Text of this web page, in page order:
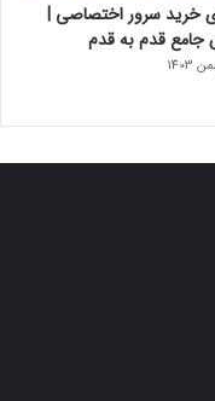
خرید سرور اختصاصی |
جامع قدم به قدم